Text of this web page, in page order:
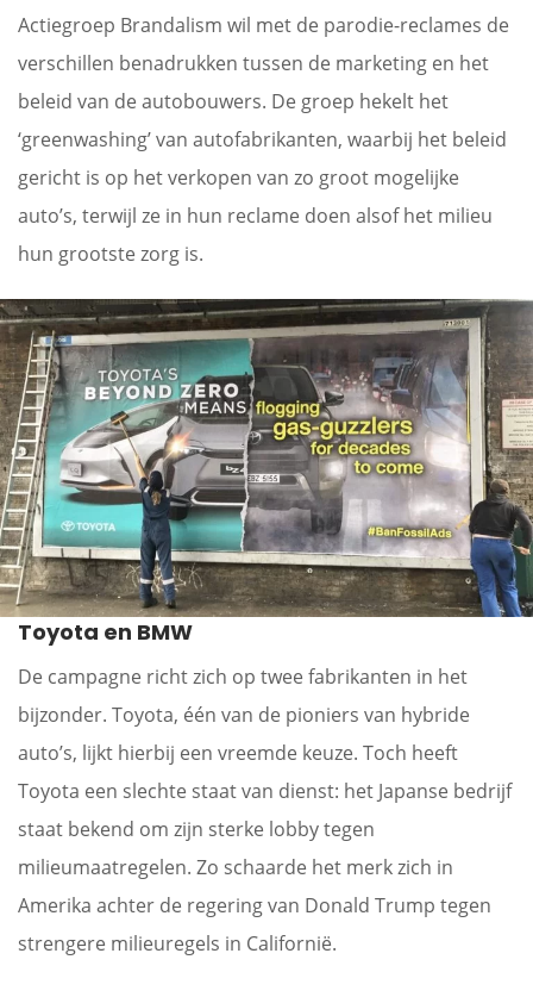
Actiegroep Brandalism wil met de parodie-reclames de
verschillen benadrukken tussen de marketing en het
beleid van de autobouwers. De groep hekelt het
‘greenwashing’ van autofabrikanten, waarbij het beleid
gericht is op het verkopen van zo groot mogelijke
auto’s, terwijl ze in hun reclame doen alsof het milieu
hun grootste zorg is.
Toyota en BMW
De campagne richt zich op twee fabrikanten in het
bijzonder. Toyota, één van de pioniers van hybride
auto’s, lijkt hierbij een vreemde keuze. Toch heeft
Toyota een slechte staat van dienst: het Japanse bedrijf
staat bekend om zijn sterke lobby tegen
milieumaatregelen. Zo schaarde het merk zich in
Amerika achter de regering van Donald Trump tegen
strengere milieuregels in Californië.